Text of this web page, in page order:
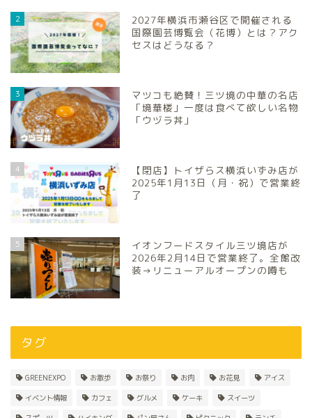
2
2027年横浜市瀬谷区で開催される
国際園芸博覧会（花博）とは？アク
セスはどうなる？
3
マツコも絶賛！三ツ境の中華の名店
「境華楼」一度は食べて欲しい名物
「ウヅラ丼」
4
【閉店】トイザらス横浜いずみ店が
2025年1月13日（月・祝）で営業終
了
5
イオンフードスタイル三ツ境店が
2026年2月14日で営業終了。全館改
装→リニューアルオープンの噂も
タグ
GREENEXPO お散歩 お祭り お肉 お花見 アイス
イベント情報 カフェ グルメ ケーキ スイーツ